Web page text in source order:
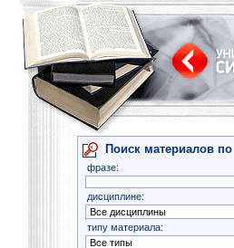
Поиск материалов по
фразе:
дисциплине:
типу материала: